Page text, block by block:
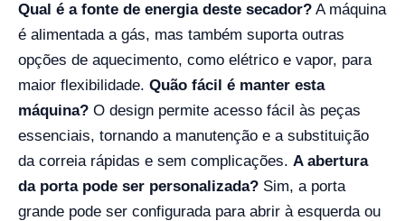
Qual é a fonte de energia deste secador? A máquina
é alimentada a gás, mas também suporta outras
opções de aquecimento, como elétrico e vapor, para
maior flexibilidade. Quão fácil é manter esta
máquina? O design permite acesso fácil às peças
essenciais, tornando a manutenção e a substituição
da correia rápidas e sem complicações. A abertura
da porta pode ser personalizada? Sim, a porta
grande pode ser configurada para abrir à esquerda ou